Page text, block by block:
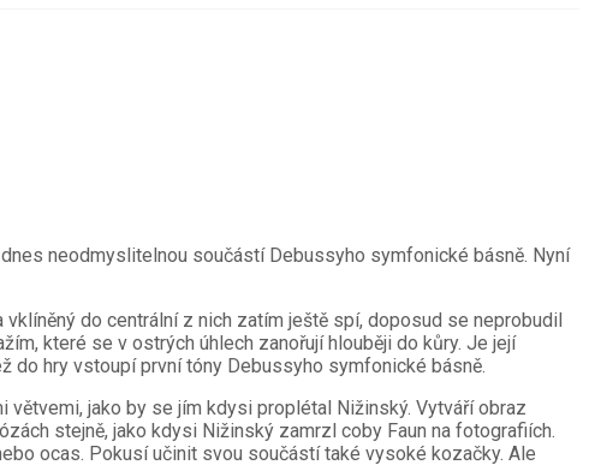
neodmyslitelnou součástí Debussyho symfonické básně. Nyní
do centrální z nich zatím ještě spí, doposud se neprobudil
které se v ostrých úhlech zanořují hlouběji do kůry. Je její
do hry vstoupí první tóny Debussyho symfonické básně.
větvemi, jako by se jím kdysi proplétal Nižinský. Vytváří obraz
stejně, jako kdysi Nižinský zamrzl coby Faun na fotografiích.
ocas. Pokusí učinit svou součástí také vysoké kozačky. Ale